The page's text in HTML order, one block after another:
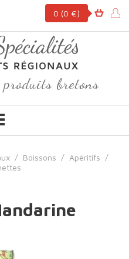
bretons
0 (0 €)
/ Boissons / Apéritifs /